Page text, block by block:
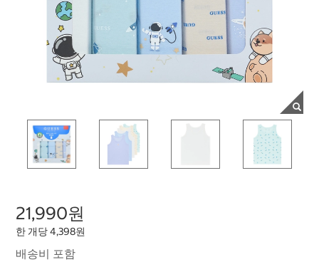
21,990원
한 개당 4,398원
배송비 포함